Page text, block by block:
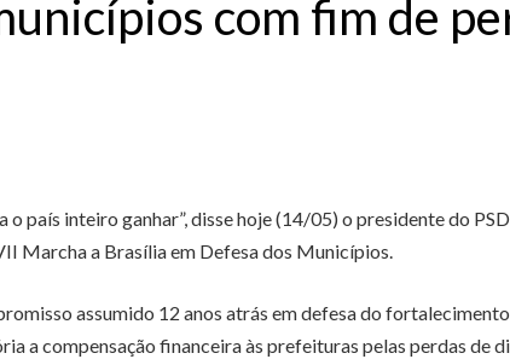
com fim de
inteiro ganhar”, disse hoje (14/05) o presidente do
Marcha a Brasília em Defesa dos Municípios.
assumido 12 anos atrás em defesa do
a compensação financeira às prefeituras pelas perdas de